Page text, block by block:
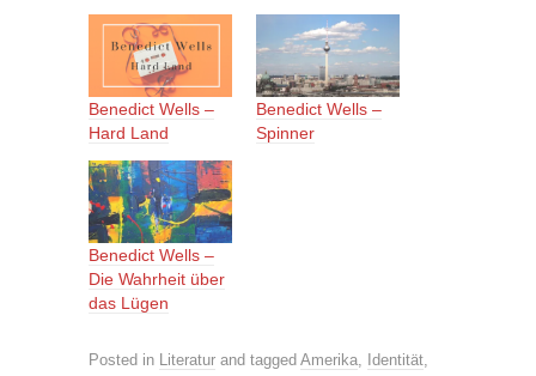
Benedict Wells –
Hard Land
Benedict Wells –
Spinner
Benedict Wells –
Die Wahrheit über
das Lügen
Posted in Literatur and tagged Amerika Identität